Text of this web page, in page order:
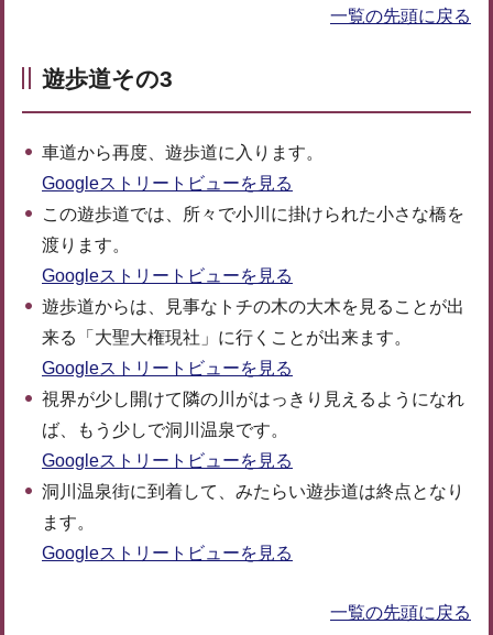
一覧の先頭に戻る
遊歩道その3
車道から再度、遊歩道に入ります。
Googleストリートビューを見る
この遊歩道では、所々で小川に掛けられた小さな橋を
渡ります。
Googleストリートビューを見る
遊歩道からは、見事なトチの木の大木を見ることが出
来る「大聖大権現社」に行くことが出来ます。
Googleストリートビューを見る
視界が少し開けて隣の川がはっきり見えるようになれ
ば、もう少しで洞川温泉です。
Googleストリートビューを見る
洞川温泉街に到着して、みたらい遊歩道は終点となり
ます。
Googleストリートビューを見る
一覧の先頭に戻る